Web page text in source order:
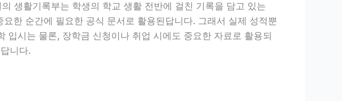
생활기록부는 학생의 학교 생활 전반에 걸친 기록을 담고 있는
한 순간에 필요한 공식 문서로 활용된답니다. 그래서 실제 성적뿐
시는 물론, 장학금 신청이나 취업 시에도 중요한 자료로 활용되
니다.